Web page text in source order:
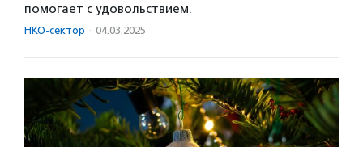
помогает с удовольствием.
НКО-сектор · 04.03.2025